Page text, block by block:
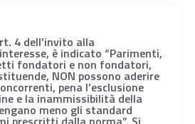
4 dell’invito alla
è indicato “Parimenti,
fondatori e non fondatori,
NON possono aderire
pena l’esclusione
e la inammissibilità della
meno gli standard